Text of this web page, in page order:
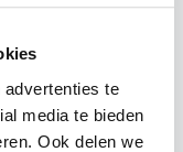
te
media te bieden
Ook delen we